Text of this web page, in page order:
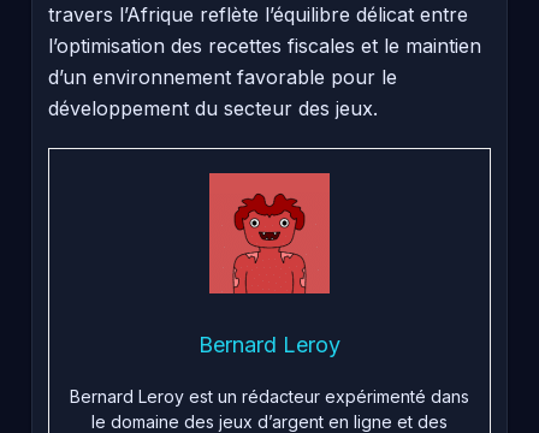
travers l’Afrique reflète l’équilibre délicat entre
l’optimisation des recettes fiscales et le maintien
d’un environnement favorable pour le
développement du secteur des jeux.
Bernard Leroy
Bernard Leroy est un rédacteur expérimenté dans
le domaine des jeux d’argent en ligne et des